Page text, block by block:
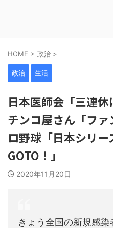
HOME > 政治 >
政治 生活
日本医師会「三連
チンコ屋さん「フ
ロ野球「日本シリー
GOTO！」
2020年11月20日
きょう全国の新規感